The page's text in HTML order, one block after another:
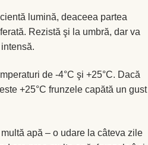
lumină, deaceea partea
Rezistă şi la umbră, dar va
de -4°C şi +25°C. Dacă
+25°C frunzele capătă un gust
apă – o udare la câteva zile